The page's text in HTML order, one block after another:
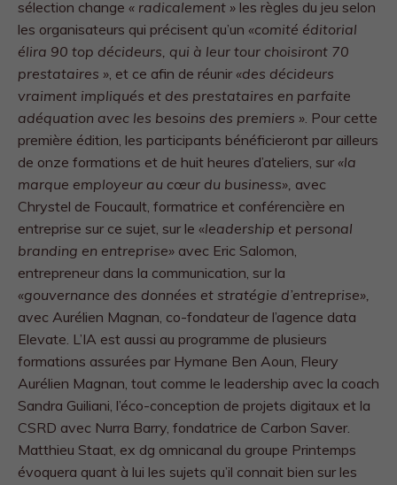
sélection change « radicalement » les règles du jeu selon
les organisateurs qui précisent qu’un «comité éditorial
élira 90 top décideurs, qui à leur tour choisiront 70
prestataires », et ce afin de réunir «des décideurs
vraiment impliqués et des prestataires en parfaite
adéquation avec les besoins des premiers ». Pour cette
première édition, les participants bénéficieront par ailleurs
de onze formations et de huit heures d’ateliers, sur «la
marque employeur au cœur du business», avec
Chrystel de Foucault, formatrice et conférencière en
entreprise sur ce sujet, sur le «leadership et personal
branding en entreprise» avec Eric Salomon,
entrepreneur dans la communication, sur la
«gouvernance des données et stratégie d’entreprise»,
avec Aurélien Magnan, co-fondateur de l’agence data
Elevate. L’IA est aussi au programme de plusieurs
formations assurées par Hymane Ben Aoun, Fleury
Aurélien Magnan, tout comme le leadership avec la coach
Sandra Guiliani, l’éco-conception de projets digitaux et la
CSRD avec Nurra Barry, fondatrice de Carbon Saver.
Matthieu Staat, ex dg omnicanal du groupe Printemps
évoquera quant à lui les sujets qu’il connait bien sur les